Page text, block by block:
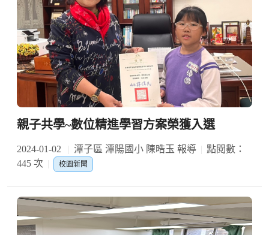
親子共學~數位精進學習方案榮獲入選
2024-01-02 潭子區 潭陽國小 陳晧玉 報導
點閱數：
445 次
校園新聞